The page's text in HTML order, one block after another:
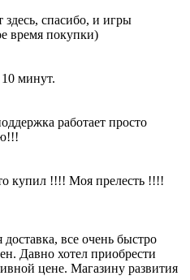
здесь, спасибо, и игры
время покупки)
минут.
работает просто
купил !!!! Моя прелесть !!!!
все очень быстро
Давно хотел приобрести
цене. Магазину развития